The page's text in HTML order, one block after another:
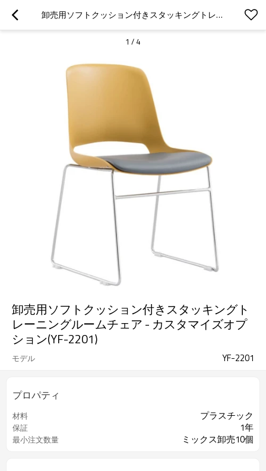
卸売用ソフトクッション付きスタッキングトレーニングルームチェア - カスタマイズオプション(YF-2201)
1 / 4
卸売用ソフトクッション付きスタッキングト
レーニングルームチェア - カスタマイズオプ
ション(YF-2201)
モデル YF-2201
プロパティ
材料 プラスチック
保証 1年
最小注文数量 ミックス卸売10個